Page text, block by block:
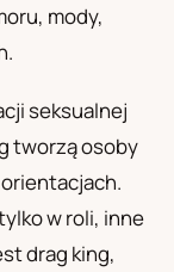
mody,
seksualnej
tworzą osoby
w roli, inne
drag king,